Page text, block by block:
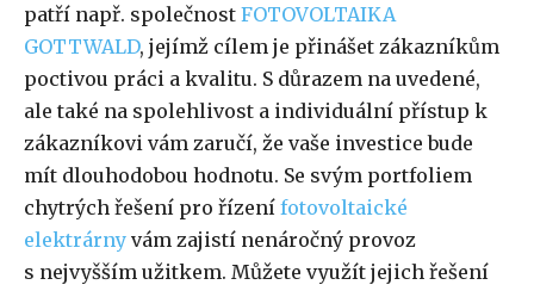
patří např. společnost FOTOVOLTAIKA
GOTTWALD, jejímž cílem je přinášet zákazníkům
poctivou práci a kvalitu. S důrazem na uvedené,
ale také na spolehlivost a individuální přístup k
zákazníkovi vám zaručí, že vaše investice bude
mít dlouhodobou hodnotu. Se svým portfoliem
chytrých řešení pro řízení fotovoltaické
elektrárny vám zajistí nenáročný provoz
s nejvyšším užitkem. Můžete využít jejich řešení